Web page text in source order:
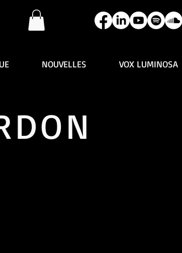
NOUVELLES VOX LUMINOSA